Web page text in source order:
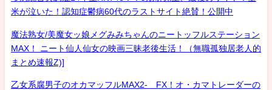
米が泣いた！認知症鬱病60代のラストサイト絶賛！公開中
魔法熟女/美魔女ッ娘メグみみちゃんのニートッフルステーション
MAX！ ニート仙人仙女の映画三昧老後生活！（無職孤独居老人的
まとめ速報Z)]
乙女系腐男子のオカマッフルMAX2- FX！オ・カマトレーダーの